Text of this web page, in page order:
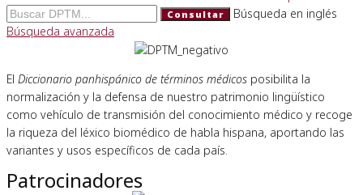
Consultar
Búsqueda en inglés
Búsqueda avanzada
El Diccionario panhispánico de términos médicos posibilita la
normalización y la defensa de nuestro patrimonio lingüístico
como vehículo de transmisión del conocimiento médico y recoge
la riqueza del léxico biomédico de habla hispana, aportando las
variantes y usos específicos de cada país.
Patrocinadores